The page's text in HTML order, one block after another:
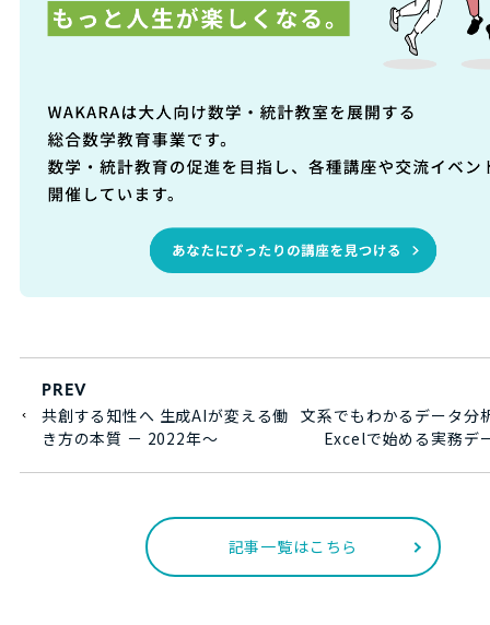
PREV
共創する知性へ 生成AIが変える働
き方の本質 － 2022年～
文系でもわかるデータ分
Excelで始める実務デ
記事一覧はこちら